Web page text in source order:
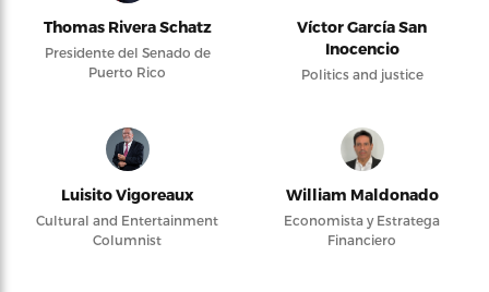
Thomas Rivera Schatz
Presidente del Senado de
Puerto Rico
Víctor García San
Inocencio
Politics and justice
Luisito Vigoreaux
Cultural and Entertainment
Columnist
William Maldonado
Economista y Estratega
Financiero